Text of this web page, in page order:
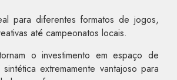
para diferentes formatos de jogos,
até campeonatos locais.
o investimento em espaço de
extremamente vantajoso para